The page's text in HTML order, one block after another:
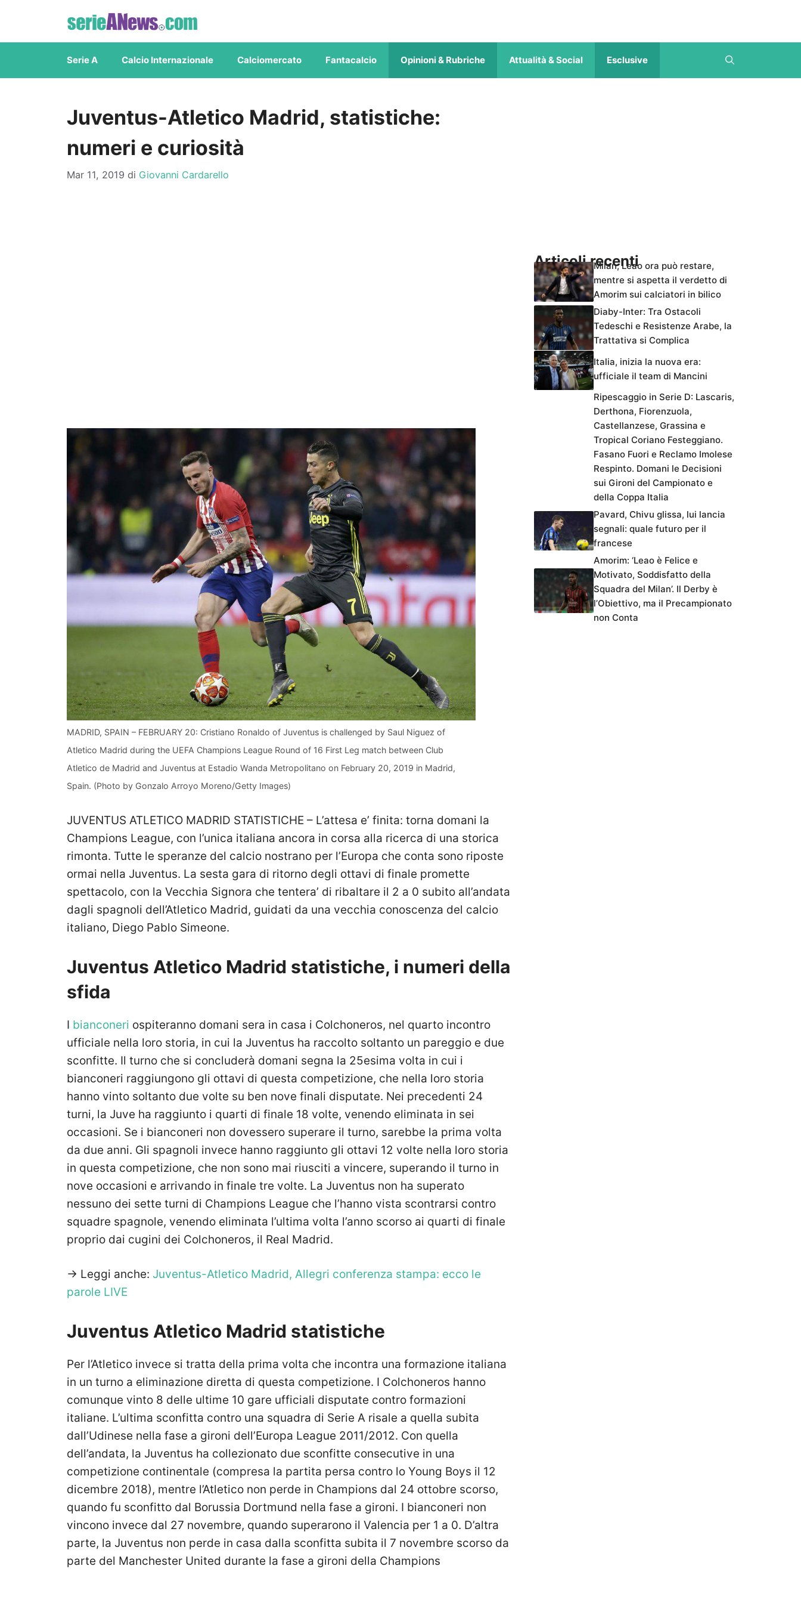
contenuto
Serie A Calcio Internazionale Calciomercato Fantacalcio Opinioni & Rubriche Attualità & Social Esclusive
Juventus-Atletico Madrid, statistiche:
numeri e curiosità
Mar 11, 2019 di Giovanni Cardarello
MADRID, SPAIN – FEBRUARY 20: Cristiano Ronaldo of Juventus is challenged by Saul Niguez of
Atletico Madrid during the UEFA Champions League Round of 16 First Leg match between Club
Atletico de Madrid and Juventus at Estadio Wanda Metropolitano on February 20, 2019 in Madrid,
Spain. (Photo by Gonzalo Arroyo Moreno/Getty Images)
JUVENTUS ATLETICO MADRID STATISTICHE – L’attesa e’ finita: torna domani la
Champions League, con l’unica italiana ancora in corsa alla ricerca di una storica
rimonta. Tutte le speranze del calcio nostrano per l’Europa che conta sono riposte
ormai nella Juventus. La sesta gara di ritorno degli ottavi di finale promette
spettacolo, con la Vecchia Signora che tentera’ di ribaltare il 2 a 0 subito all’andata
dagli spagnoli dell’Atletico Madrid, guidati da una vecchia conoscenza del calcio
italiano, Diego Pablo Simeone.
Juventus Atletico Madrid statistiche, i numeri della
sfida
I bianconeri ospiteranno domani sera in casa i Colchoneros, nel quarto incontro
ufficiale nella loro storia, in cui la Juventus ha raccolto soltanto un pareggio e due
sconfitte. Il turno che si concluderà domani segna la 25esima volta in cui i
bianconeri raggiungono gli ottavi di questa competizione, che nella loro storia
hanno vinto soltanto due volte su ben nove finali disputate. Nei precedenti 24
turni, la Juve ha raggiunto i quarti di finale 18 volte, venendo eliminata in sei
occasioni. Se i bianconeri non dovessero superare il turno, sarebbe la prima volta
da due anni. Gli spagnoli invece hanno raggiunto gli ottavi 12 volte nella loro storia
in questa competizione, che non sono mai riusciti a vincere, superando il turno in
nove occasioni e arrivando in finale tre volte. La Juventus non ha superato
nessuno dei sette turni di Champions League che l’hanno vista scontrarsi contro
squadre spagnole, venendo eliminata l’ultima volta l’anno scorso ai quarti di finale
proprio dai cugini dei Colchoneros, il Real Madrid.
-> Leggi anche: Juventus-Atletico Madrid, Allegri conferenza stampa: ecco le
parole LIVE
Juventus Atletico Madrid statistiche
Per l’Atletico invece si tratta della prima volta che incontra una formazione italiana
in un turno a eliminazione diretta di questa competizione. I Colchoneros hanno
comunque vinto 8 delle ultime 10 gare ufficiali disputate contro formazioni
italiane. L’ultima sconfitta contro una squadra di Serie A risale a quella subita
dall’Udinese nella fase a gironi dell’Europa League 2011/2012. Con quella
dell’andata, la Juventus ha collezionato due sconfitte consecutive in una
competizione continentale (compresa la partita persa contro lo Young Boys il 12
dicembre 2018), mentre l’Atletico non perde in Champions dal 24 ottobre scorso,
quando fu sconfitto dal Borussia Dortmund nella fase a gironi. I bianconeri non
vincono invece dal 27 novembre, quando superarono il Valencia per 1 a 0. D’altra
parte, la Juventus non perde in casa dalla sconfitta subita il 7 novembre scorso da
parte del Manchester United durante la fase a gironi della Champions
Articoli recentiMilan, Leao ora può restare,
mentre si aspetta il verdetto di
Amorim sui calciatori in bilico
Diaby-Inter: Tra Ostacoli
Tedeschi e Resistenze Arabe, la
Trattativa si Complica
Italia, inizia la nuova era:
ufficiale il team di Mancini
Ripescaggio in Serie D: Lascaris,
Derthona, Fiorenzuola,
Castellanzese, Grassina e
Tropical Coriano Festeggiano.
Fasano Fuori e Reclamo Imolese
Respinto. Domani le Decisioni
sui Gironi del Campionato e
della Coppa Italia
Pavard, Chivu glissa, lui lancia
segnali: quale futuro per il
francese
Amorim: ‘Leao è Felice e
Motivato, Soddisfatto della
Squadra del Milan’. Il Derby è
l’Obiettivo, ma il Precampionato
non Conta